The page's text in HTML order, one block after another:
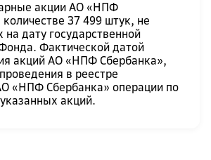
акции АО «НПФ
37 499 штук, не
дату государственной
Фактической датой
акций АО «НПФ Сбербанка»,
в реестре
«НПФ Сбербанка» операции по
акций.